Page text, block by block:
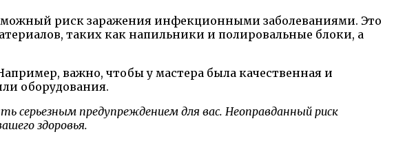
риск заражения инфекционными заболеваниями. Это
таких как напильники и полировальные блоки, а
важно, чтобы у мастера была качественная и
оборудования.
серьезным предупреждением для вас. Неоправданный риск
здоровья.